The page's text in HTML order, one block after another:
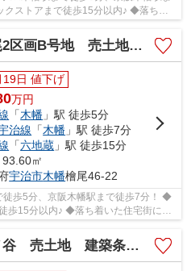
ストアまで徒歩15分以内♪ ◆落ち着
坪とちょうどいい...
号地 売土地 建築条件無し
19日 値下げ
万円
「木幡 」駅 徒歩5分
治線 「木幡 」駅 徒歩7分
「六地蔵 」駅 徒歩15分
㎡
宇治市木幡檜尾46-22
歩5分、京阪木幡駅まで徒歩7分！ ◆
歩15分以内♪ ◆落ち着いた住宅街に位
い大きさ
売土地 建築条件無し